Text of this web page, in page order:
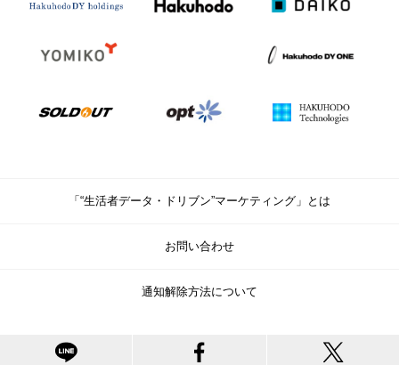
「“生活者データ・ドリブン”マーケティング」とは
お問い合わせ
通知解除方法について
© Copyright Hakuhodo DY Holdings Inc. All rights reserved.